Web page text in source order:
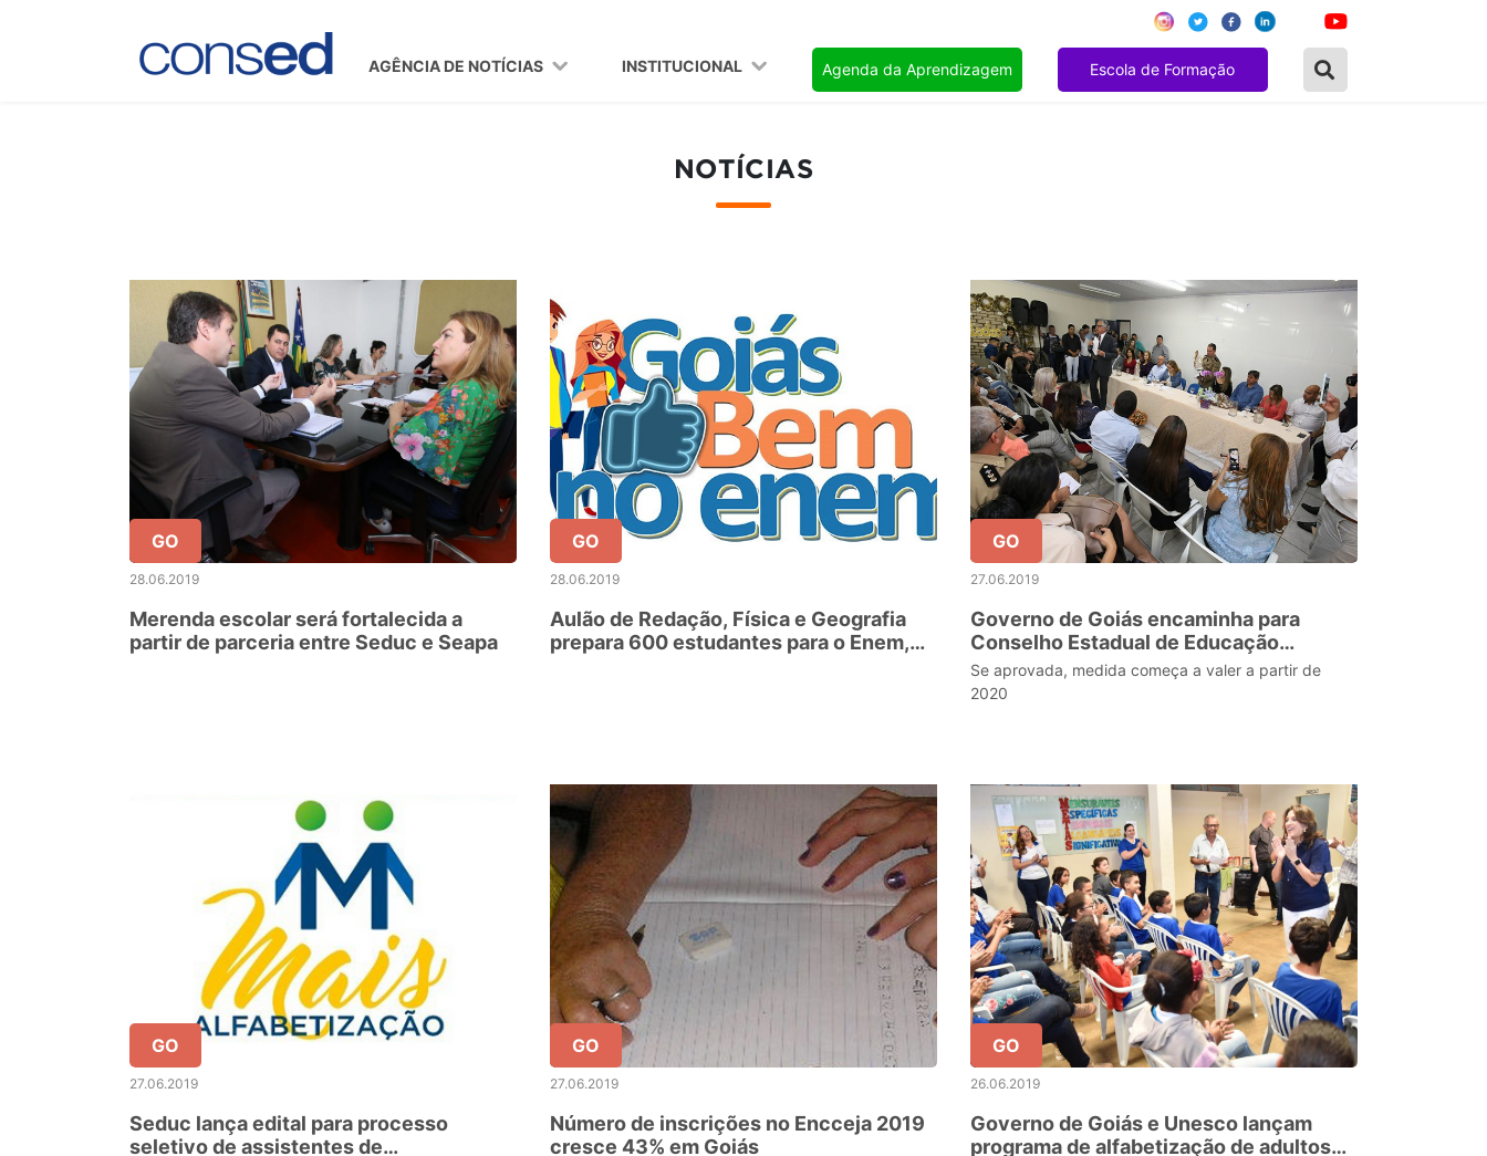
AGÊNCIA DE NOTÍCIAS INSTITUCIONAL Agenda da Aprendizagem Escola de Formação
NOTÍCIAS
GO
28.06.2019
Merenda escolar será fortalecida a
partir de parceria entre Seduc e Seapa
GO
28.06.2019
Aulão de Redação, Física e Geografia
prepara 600 estudantes para o Enem,
GO
27.06.2019
Governo de Goiás encaminha para
Conselho Estadual de Educação
proposta de 60 dias de férias para
professores
Se aprovada, medida começa a valer a partir de
2020
GO
27.06.2019
Seduc lança edital para processo
seletivo de assistentes de
GO
27.06.2019
Número de inscrições no Encceja 2019
cresce 43% em Goiás
GO
26.06.2019
Governo de Goiás e Unesco lançam
programa de alfabetização de adultos